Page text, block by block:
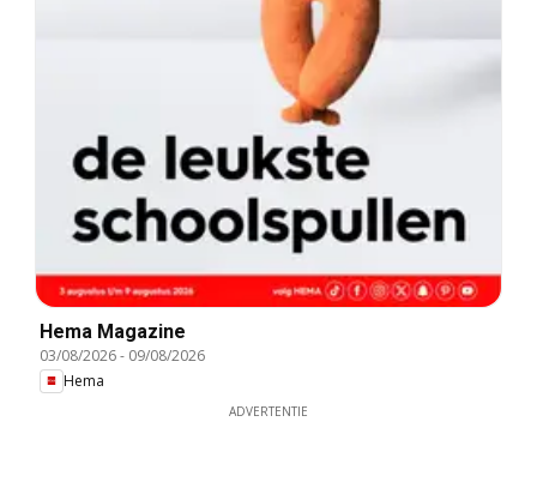
Hema Magazine
03/08/2026- 09/08/2026
Hema
ADVERTENTIE